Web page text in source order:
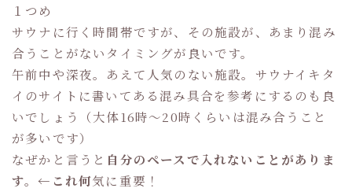
１つめ
サウナに行く時間帯ですが、その施設が、あまり混み
合うことがないタイミングが良いです。
午前中や深夜。あえて人気のない施設。サウナイキタ
イのサイトに書いてある混み具合を参考にするのも良
いでしょう（大体16時〜20時くらいは混み合うこと
が多いです）
なぜかと言うと 自分のペースで入れないことがありま
す。←これ何気に重要！